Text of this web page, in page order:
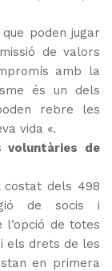
poden jugar
de valors
amb la
és un dels
rebre les
vida «.
voluntàries de
costat dels 498
de socis i
de totes
els drets de les
en primera